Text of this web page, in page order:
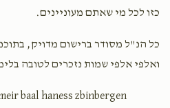
כזו לכל מי שאתם מעוניינים.
כל הנ"ל מסודר ברישום מדויק,
ואלפי אלפי שמות נזכרים לטובה
baal haness zbinbergen